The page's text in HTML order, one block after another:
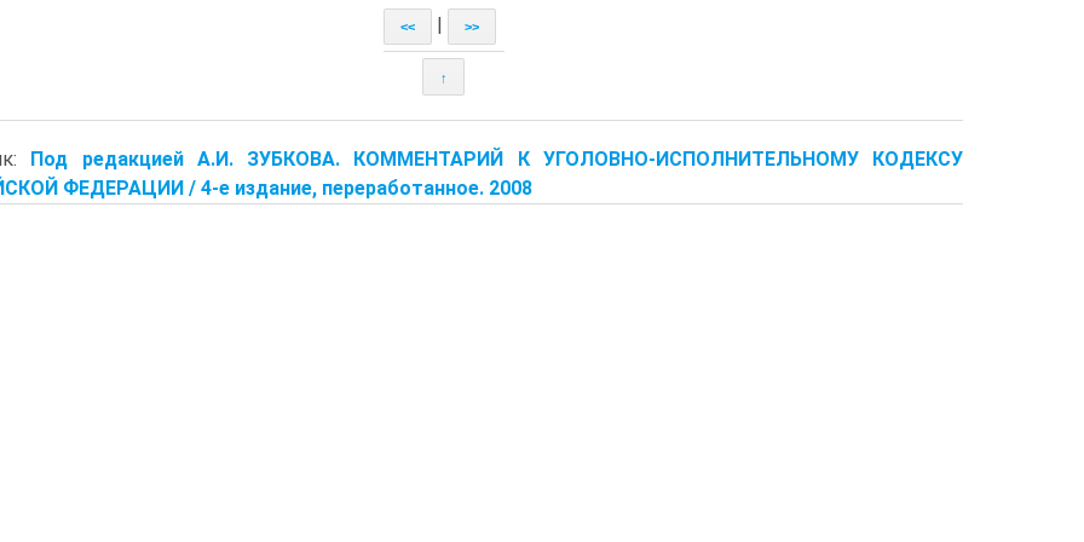
<< >>
↑
Под редакцией А.И. ЗУБКОВА. КОММЕНТАРИЙ К УГОЛОВНО-ИСПОЛНИТЕЛЬНОМУ КОДЕКСУ
ФЕДЕРАЦИИ / 4-е издание, переработанное. 2008